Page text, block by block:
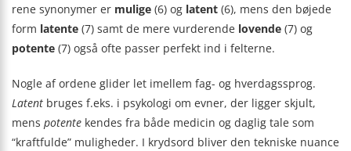
rene synonymer er mulige (6) og latent (6), mens den bøjede
form latente (7) samt de mere vurderende lovende (7) og
potente (7) også ofte passer perfekt ind i felterne.
Nogle af ordene glider let imellem fag- og hverdagssprog.
Latent bruges f.eks. i psykologi om evner, der ligger skjult,
mens potente kendes fra både medicin og daglig tale som
“kraftfulde” muligheder. I krydsord bliver den tekniske nuance